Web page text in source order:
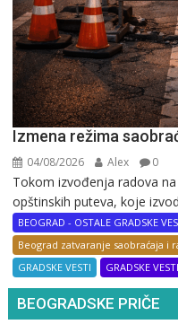
Izmena režima
04/08/2026 Alex 0
Tokom izvođenja radova
opštinskih puteva, koje
BEOGRAD - OSTALE GRADSKE
Beograd zatvaranje saobraćaja i
GRADSKE VESTI
GRADSKE
BEOGRADSKE PRIČE